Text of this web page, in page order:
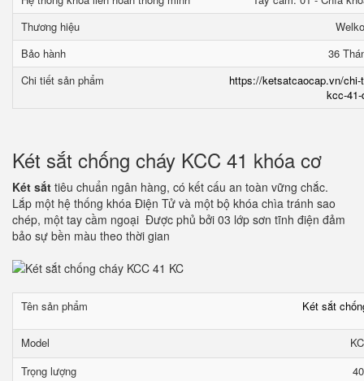
Thương hiệu
Welko
Bảo hành
36
Chi tiết sản phẩm
https://ketsatcaocap.vn/
kcc-
Két sắt chống cháy KCC 41 khóa cơ
Két sắt tiêu chuẩn ngân hàng, có kết cấu an toàn vững chắc.
Lắp một hệ thống khóa Điện Tử và một bộ khóa chìa tránh sao
chép, một tay cầm ngoại Được phủ bởi 03 lớp sơn tĩnh điện đảm
bảo sự bền màu theo thời gian
Tên sản phẩm Két sắt
Model
Trọng lượng